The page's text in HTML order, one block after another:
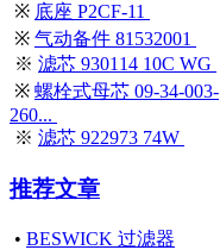
※ 底座 P2CF-11
※ 气动备件 81532001
※ 滤芯 930114 10C WG
※ 螺栓式母芯 09-34-003-
260...
※ 滤芯 922973 74W
推荐文章
• BESWICK 过滤器